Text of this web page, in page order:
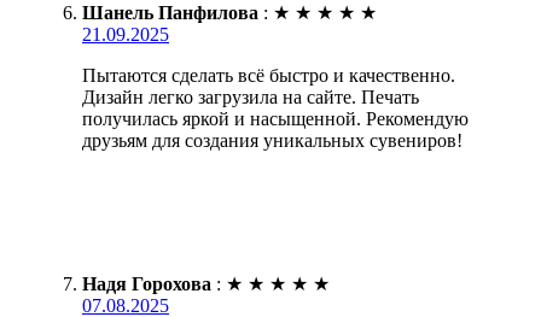
Шанель Панфилова : ★ ★ ★ ★ ★
21.09.2025
Пытаются сделать всё быстро и качественно.
Дизайн легко загрузила на сайте. Печать
получилась яркой и насыщенной. Рекомендую
друзьям для создания уникальных сувениров!
Надя Горохова : ★ ★ ★ ★ ★
07.08.2025